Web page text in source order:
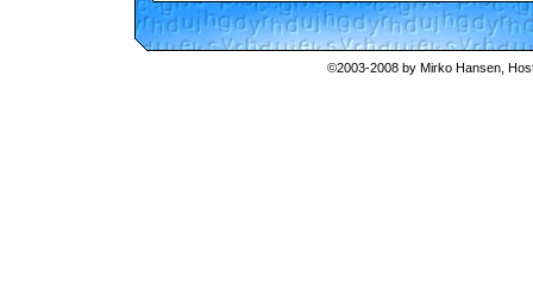
©2003-2008 by Mirko Hansen ,